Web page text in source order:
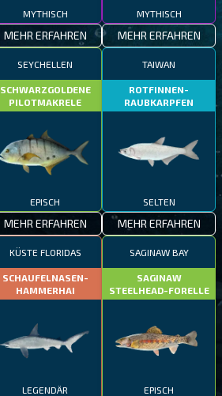
MYTHISCH
MEHR ERFAHREN
MYTHISCH
MEHR ERFAHREN
SEYCHELLEN
SCHWARZGOLDENE
PILOTMAKRELE
EPISCH
MEHR ERFAHREN
TAIWAN
ROTFINNEN-
RAUBKARPFEN
SELTEN
MEHR ERFAHREN
KÜSTE FLORIDAS
SCHAUFELNASEN-
HAMMERHAI
LEGENDÄR
SAGINAW BAY
SAGINAW
STEELHEAD-FORELLE
EPISCH